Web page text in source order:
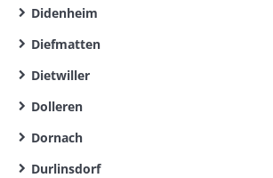
Didenheim
Diefmatten
Dietwiller
Dolleren
Dornach
Durlinsdorf